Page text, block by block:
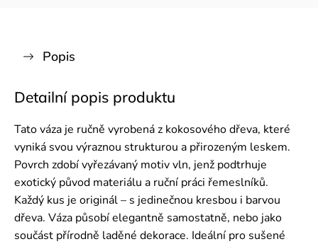
Popis
Detailní popis produktu
Tato váza je ručně vyrobená z kokosového dřeva, které
vyniká svou výraznou strukturou a přirozeným leskem.
Povrch zdobí vyřezávaný motiv vln, jenž podtrhuje
exotický původ materiálu a ruční práci řemeslníků.
Každý kus je originál – s jedinečnou kresbou i barvou
dřeva. Váza působí elegantně samostatně, nebo jako
součást přírodně laděné dekorace. Ideální pro sušené